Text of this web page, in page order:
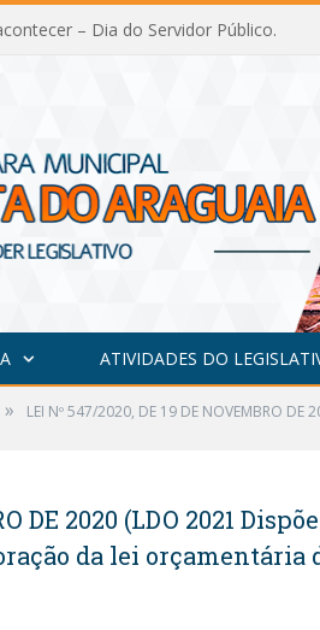
– Dia do Servidor Público.
ATIVIDADES DO
» LEI Nº 547/2020, DE 19 DE NOVEMBRO
DE 2020 (LDO 2021 Dispõe
da lei orçamentária